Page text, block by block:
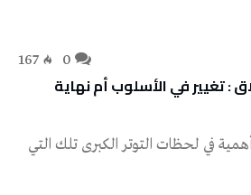
167